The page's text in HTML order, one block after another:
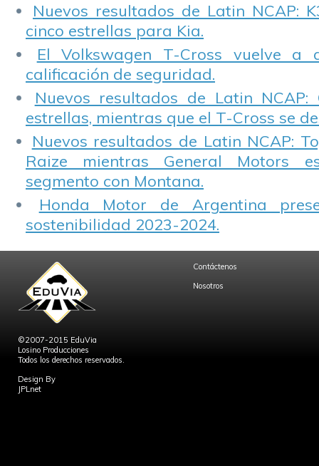
Nuevos resultados de Latin NCAP:
cinco estrellas para Kia.
El Volkswagen T-Cross vuelve a
calificación de seguridad.
Nuevos resultados de Latin NCAP:
estrellas, mientras que el T-Cross se
Nuevos resultados de Latin NCAP:
Raize mientras General Motors
segmento con Montana.
Honda Motor de Argentina
sostenibilidad 2023-2024.
©2007-2015 EduVia
Losino Producciones
Todos los derechos reservados.
Design By
JPLnet
Contáctenos
Nosotros